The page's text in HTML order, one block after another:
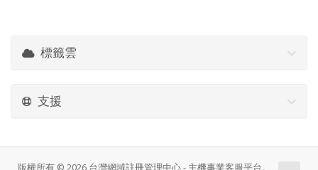
標籤雲
支援
版權所有 © 2026 台灣網域註冊管理中心 - 主機事業客服平台。